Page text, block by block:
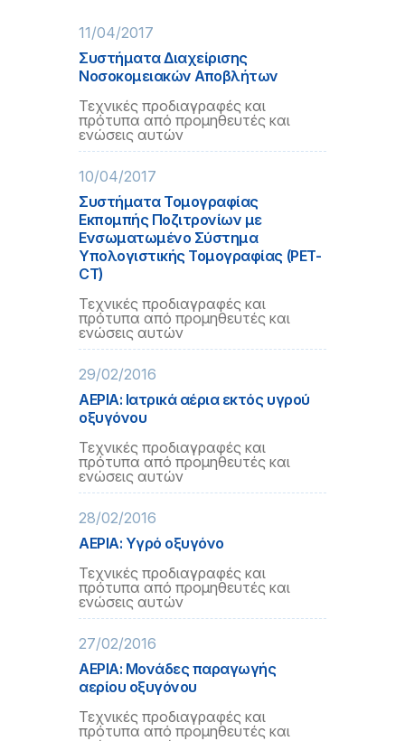
11/04/2017
Συστήματα Διαχείρισης
Νοσοκομειακών Αποβλήτων
Τεχνικές προδιαγραφές και
πρότυπα από προμηθευτές και
ενώσεις αυτών
10/04/2017
Συστήματα Τομογραφίας
Εκπομπής Ποζιτρονίων με
Ενσωματωμένο Σύστημα
Υπολογιστικής Τομογραφίας (PET-
CT)
Τεχνικές προδιαγραφές και
πρότυπα από προμηθευτές και
ενώσεις αυτών
29/02/2016
ΑΕΡΙΑ: Ιατρικά αέρια εκτός υγρού
οξυγόνου
Τεχνικές προδιαγραφές και
πρότυπα από προμηθευτές και
ενώσεις αυτών
28/02/2016
ΑΕΡΙΑ: Υγρό οξυγόνο
Τεχνικές προδιαγραφές και
πρότυπα από προμηθευτές και
ενώσεις αυτών
27/02/2016
ΑΕΡΙΑ: Μονάδες παραγωγής
αερίου οξυγόνου
Τεχνικές προδιαγραφές και
πρότυπα από προμηθευτές και